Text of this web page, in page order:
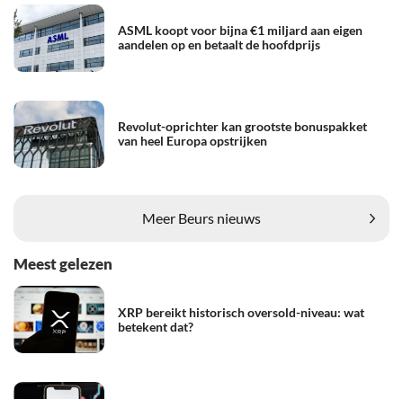
ASML koopt voor bijna €1 miljard aan eigen
aandelen op en betaalt de hoofdprijs
Revolut-oprichter kan grootste bonuspakket
van heel Europa opstrijken
Meer Beurs nieuws
Meest gelezen
XRP bereikt historisch oversold-niveau: wat
betekent dat?